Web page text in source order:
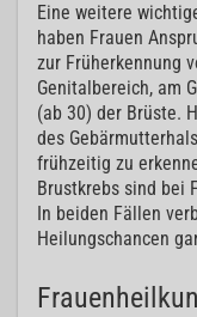
Eine weitere
haben Frauen
zur Früherkennung
Genitalbereich, am
(ab 30) der Brüste.
des
frühzeitig zu
Brustkrebs sind bei
In beiden Fällen
Heilungschancen